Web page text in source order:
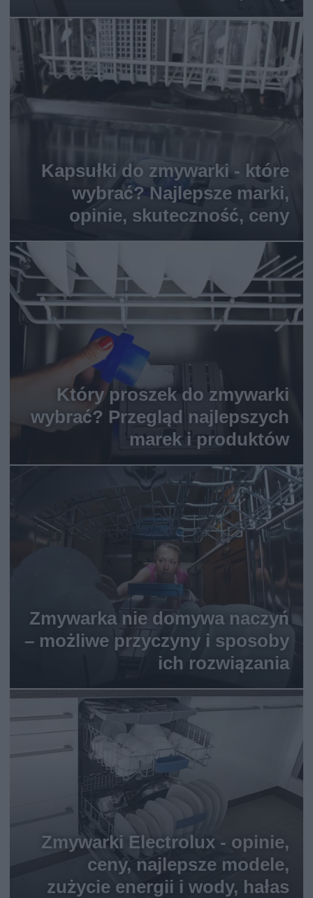
Kapsułki do zmywarki - które
wybrać? Najlepsze marki,
opinie, skuteczność, ceny
Który proszek do zmywarki
wybrać? Przegląd najlepszych
marek i produktów
Zmywarka nie domywa naczyń
– możliwe przyczyny i sposoby
ich rozwiązania
Zmywarki Electrolux - opinie,
ceny, najlepsze modele,
zużycie energii i wody, hałas